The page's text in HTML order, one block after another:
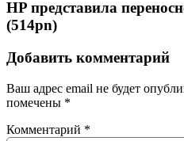
HP представила
(514pn)
Добавить комментарий
Ваш адрес email не будет
помечены *
Комментарий *